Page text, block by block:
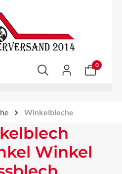
0
Winkelbleche
Winkel